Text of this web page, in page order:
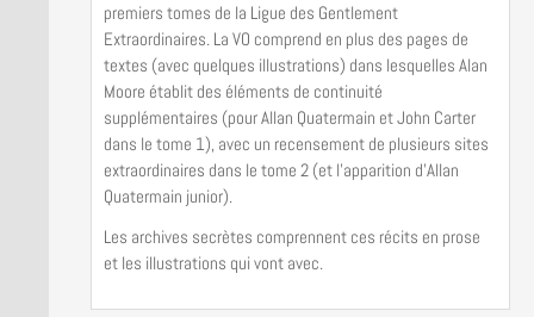
premiers tomes de la Ligue des Gentlement
Extraordinaires. La VO comprend en plus des pages de
textes (avec quelques illustrations) dans lesquelles Alan
Moore établit des éléments de continuité
supplémentaires (pour Allan Quatermain et John Carter
dans le tome 1), avec un recensement de plusieurs sites
extraordinaires dans le tome 2 (et l’apparition d’Allan
Quatermain junior).
Les archives secrètes comprennent ces récits en prose
et les illustrations qui vont avec.